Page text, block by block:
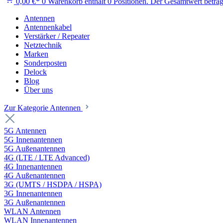
Antennen
Antennenkabel
Verstärker / Repeater
Netztechnik
Marken
Sonderposten
Delock
Blog
Über uns
Zur Kategorie Antennen
5G Antennen
5G Innenantennen
5G Außenantennen
4G (LTE / LTE Advanced)
4G Innenantennen
4G Außenantennen
3G (UMTS / HSDPA / HSPA)
3G Innenantennen
3G Außenantennen
WLAN Antennen
WLAN Innenantennen